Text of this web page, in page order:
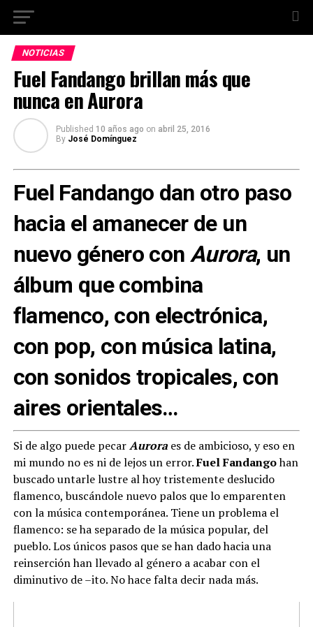
NOTICIAS
Fuel Fandango brillan más que
nunca en Aurora
Published 10 años ago on abril 25, 2016
By José Domínguez
Fuel Fandango dan otro paso
hacia el amanecer de un
nuevo género con Aurora, un
álbum que combina
flamenco, con electrónica,
con pop, con música latina,
con sonidos tropicales, con
aires orientales…
Si de algo puede pecarAurora es de ambicioso, y eso en
mi mundo no es ni de lejos un error.Fuel Fandangohan
buscado untarle lustre al hoy tristemente deslucido
flamenco, buscándole nuevo palos que lo emparenten
con la música contemporánea. Tiene un problema el
flamenco: se ha separado de la música popular, del
pueblo. Los únicos pasos que se han dado hacia una
reinserción han llevado al género a acabar con el
diminutivo de –ito. No hace falta decir nada más.